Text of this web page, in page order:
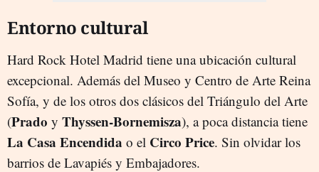
Entorno cultural
Hard Rock Hotel Madrid tiene una ubicación cultural
excepcional. Además del Museo y Centro de Arte Reina
Sofía, y de los otros dos clásicos del Triángulo del Arte
(Prado y Thyssen-Bornemisza), a poca distancia tiene
La Casa Encendida o el Circo Price. Sin olvidar los
barrios de Lavapiés y Embajadores.